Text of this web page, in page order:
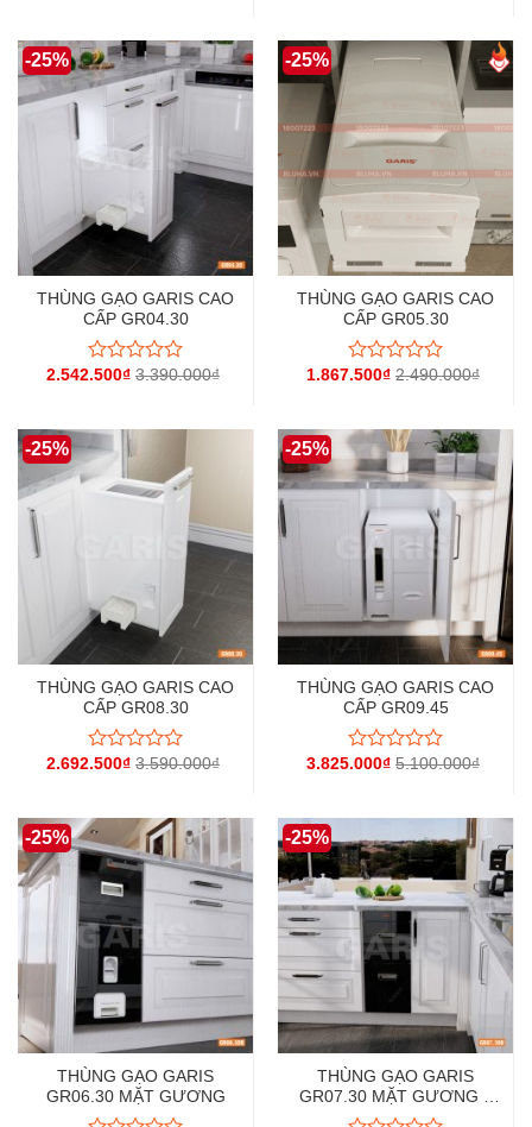
0
5
sao
0
5
-25%
THÙNG GẠO GARIS CAO
CẤP GR04.30
Được
0
5
2.542.500₫ 3.390.000₫
-25%
THÙNG GẠO GARIS CAO
CẤP GR05.30
Được
0
5
sao
1.867.500₫ 2.490.000₫
-25%
THÙNG GẠO GARIS CAO
CẤP GR08.30
Được
0
5
sao
2.692.500₫ 3.590.000₫
-25%
THÙNG GẠO GARIS CAO
CẤP GR09.45
Được
0
5
sao
3.825.000₫ 5.100.000₫
-25%
THÙNG GẠO GARIS
GR06.30 MẶT GƯƠNG
-25%
THÙNG GẠO GARIS
GR07.30 MẶT GƯƠNG 2
KHOANG 20KG